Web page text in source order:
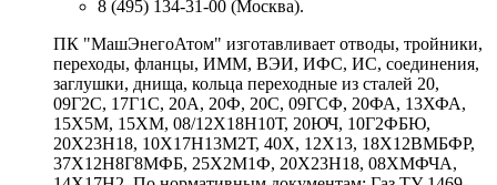
8 (495) 134-31-00 (Москва).
ПК "МашЭнегоАтом" изготавливает отводы, тройники,
переходы, фланцы, ИММ, ВЭИ, ИФС, ИС, соединения,
заглушки, днища, кольца переходные из сталей 20,
09Г2С, 17Г1С, 20А, 20Ф, 20С, 09ГСФ, 20ФА, 13ХФА,
15Х5М, 15ХМ, 08/12Х18Н10Т, 20ЮЧ, 10Г2ФБЮ,
20Х23Н18, 10Х17Н13М2Т, 40Х, 12Х13, 18Х12ВМБФР,
37Х12Н8Г8МФБ, 25Х2М1Ф, 20Х23Н18, 08ХМФЧА,